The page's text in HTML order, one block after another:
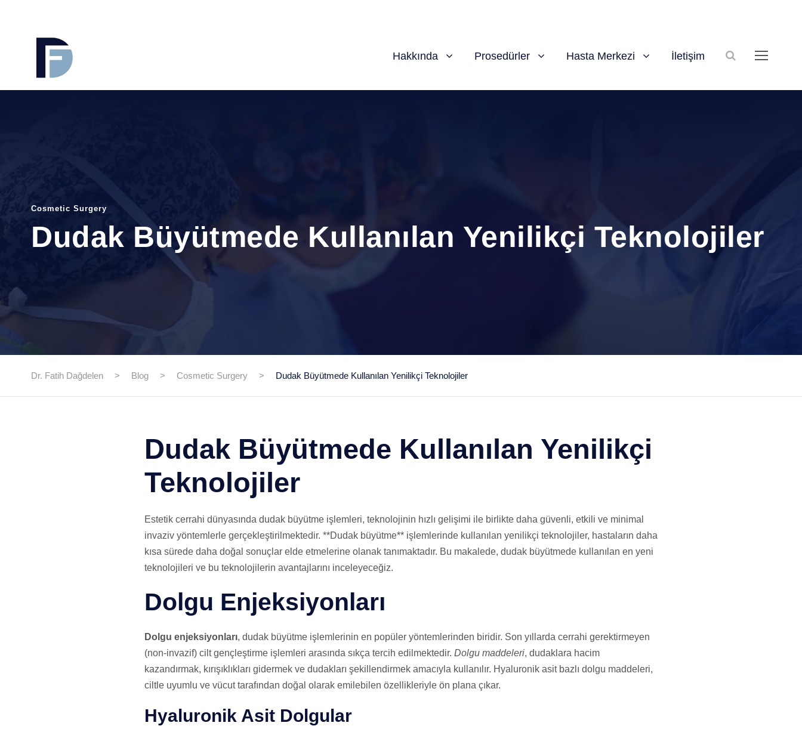
Hakkında Prosedürler Hasta Merkezi İletişim
Cosmetic Surgery
Dudak Büyütmede Kullanılan Yenilikçi Teknolojiler
Dr. Fatih Dağdelen > Blog > Cosmetic Surgery > Dudak Büyütmede Kullanılan Yenilikçi Teknolojiler
Dudak Büyütmede Kullanılan Yenilikçi
Teknolojiler
Estetik cerrahi dünyasında dudak büyütme işlemleri, teknolojinin hızlı gelişimi ile birlikte daha güvenli, etkili ve minimal
invaziv yöntemlerle gerçekleştirilmektedir. **Dudak büyütme** işlemlerinde kullanılan yenilikçi teknolojiler, hastaların daha
kısa sürede daha doğal sonuçlar elde etmelerine olanak tanımaktadır. Bu makalede, dudak büyütmede kullanılan en yeni
teknolojileri ve bu teknolojilerin avantajlarını inceleyeceğiz.
Dolgu Enjeksiyonları
Dolgu enjeksiyonları, dudak büyütme işlemlerinin en popüler yöntemlerinden biridir. Son yıllarda cerrahi gerektirmeyen
(non-invazif) cilt gençleştirme işlemleri arasında sıkça tercih edilmektedir. Dolgu maddeleri, dudaklara hacim
kazandırmak, kırışıklıkları gidermek ve dudakları şekillendirmek amacıyla kullanılır. Hyaluronik asit bazlı dolgu maddeleri,
ciltle uyumlu ve vücut tarafından doğal olarak emilebilen özellikleriyle ön plana çıkar.
Hyaluronik Asit Dolgular